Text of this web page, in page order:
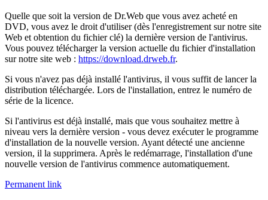
Quelle que soit la version de Dr.Web que vous avez acheté en
DVD, vous avez le droit d'utiliser (dès l'enregistrement sur notre site
Web et obtention du fichier clé) la dernière version de l'antivirus.
Vous pouvez télécharger la version actuelle du fichier d'installation
sur notre site web : https://download.drweb.fr.
Si vous n'avez pas déjà installé l'antivirus, il vous suffit de lancer la
distribution téléchargée. Lors de l'installation, entrez le numéro de
série de la licence.
Si l'antivirus est déjà installé, mais que vous souhaitez mettre à
niveau vers la dernière version - vous devez exécuter le programme
d'installation de la nouvelle version. Ayant détecté une ancienne
version, il la supprimera. Après le redémarrage, l'installation d'une
nouvelle version de l'antivirus commence automatiquement.
Permanent link